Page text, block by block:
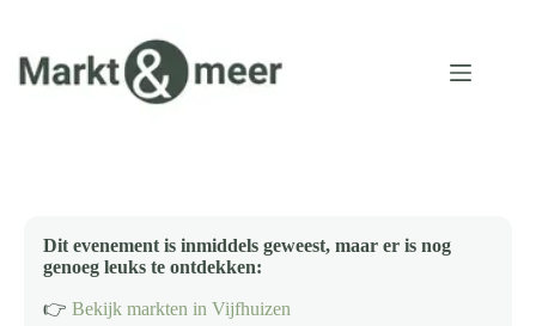
inhoud
Dit evenement is inmiddels geweest, maar er is nog
genoeg leuks te ontdekken:
👉 Bekijk markten in Vijfhuizen